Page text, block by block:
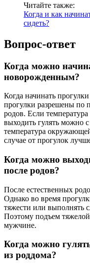
Читайте также:
Когда и как
сидеть?
Вопрос-ответ
Когда можно
новорожденным?
Когда начинать
прогулки разрешены по
родов. Если
выходить гулять можно
температура
случае от прогулок
Когда можно
после родов?
После естественных
Однако во время
тяжести или выполнять
Поэтому подъем
мужчине.
Когда можно
из роддома?